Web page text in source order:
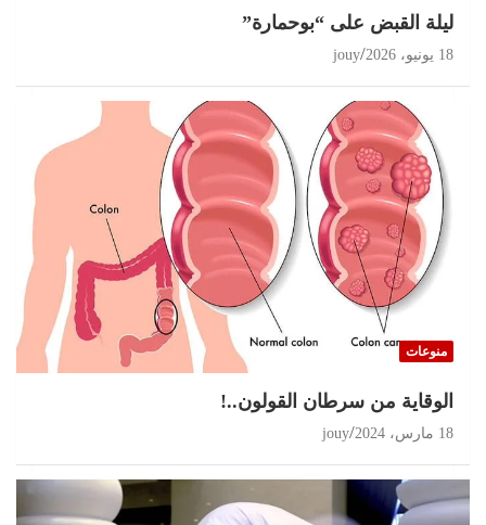
ليلة القبض على “بوحمارة”
18 يونيو، 2026 jouy
منوعات
الوقاية من سرطان القولون..!
18 مارس، 2024 jouy